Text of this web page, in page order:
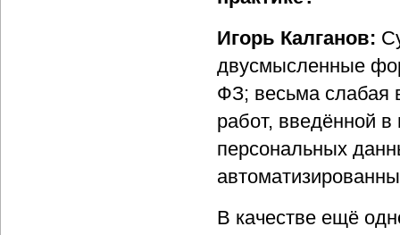
Игорь Калганов:
двусмысленные
ФЗ; весьма слабая
работ, введённой в
персональных
В качестве ещё